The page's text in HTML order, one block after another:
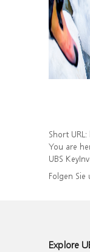
Short URL:
You are
UBS
Folgen Sie
Explore